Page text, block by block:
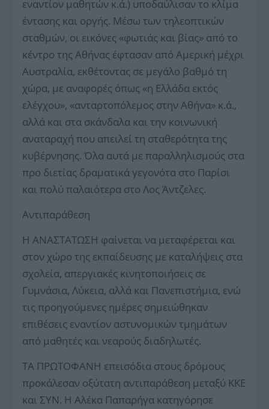
εναντίον μαθητών κ.ά.) υποδαύλισαν το κλίμα
έντασης και οργής. Μέσω των τηλεοπτικών
σταθμών, οι εικόνες «φωτιάς και βίας» από το
κέντρο της Αθήνας έφτασαν από Αμερική μέχρι
Αυστραλία, εκθέτοντας σε μεγάλο βαθμό τη
χώρα, με αναφορές όπως «η Ελλάδα εκτός
ελέγχου», «ανταρτοπόλεμος στην Αθήνα» κ.ά.,
αλλά και στα σκάνδαλα και την κοινωνική
αναταραχή που απειλεί τη σταθερότητα της
κυβέρνησης. Όλα αυτά με παραλληλισμούς στα
προ διετίας δραματικά γεγονότα στο Παρίσι
και πολύ παλαιότερα στο Λος Άντζελες.
Αντιπαράθεση
Η ΑΝΑΣΤΑΤΩΣΗ φαίνεται να μεταφέρεται και
στον χώρο της εκπαίδευσης με καταλήψεις στα
σχολεία, απεργιακές κινητοποιήσεις σε
Γυμνάσια, Λύκεια, αλλά και Πανεπιστήμια, ενώ
τις προηγούμενες ημέρες σημειώθηκαν
επιθέσεις εναντίον αστυνομικών τμημάτων
από μαθητές και νεαρούς διαδηλωτές.
ΤΑ ΠΡΩΤΟΦΑΝΗ επεισόδια στους δρόμους
προκάλεσαν οξύτατη αντιπαράθεση μεταξύ ΚΚΕ
και ΣΥΝ. Η Αλέκα Παπαρήγα κατηγόρησε